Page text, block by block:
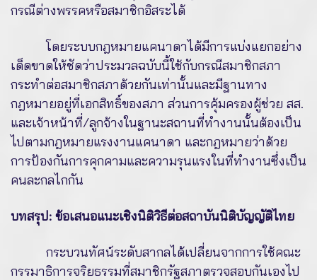
กรณีต่างพรรคหรือสมาชิกอิสระได้
โดยระบบกฎหมายแคนาดาได้มีการแบ่งแยกอย่าง
เด็ดขาดให้ชัดว่าประมวลฉบับนี้ใช้กับกรณีสมาชิกสภา
กระทำต่อสมาชิกสภาด้วยกันเท่านั้นและมีฐานทาง
กฎหมายอยู่ที่เอกสิทธิ์ของสภา ส่วนการคุ้มครองผู้ช่วย สส.
และเจ้าหน้าที่/ลูกจ้างในฐานะสถานที่ทำงานนั้นต้องเป็น
ไปตามกฎหมายแรงงานแคนาดา และกฎหมายว่าด้วย
การป้องกันการคุกคามและความรุนแรงในที่ทำงานซึ่งเป็น
คนละกลไกกัน
บทสรุป: ข้อเสนอแนะเชิงนิติวิธีต่อสถาบันนิติบัญญัติไทย
กระบวนทัศน์ระดับสากลได้เปลี่ยนจากการใช้คณะ
กรรมาธิการจริยธรรมที่สมาชิกรัฐสภาตรวจสอบกันเองไป